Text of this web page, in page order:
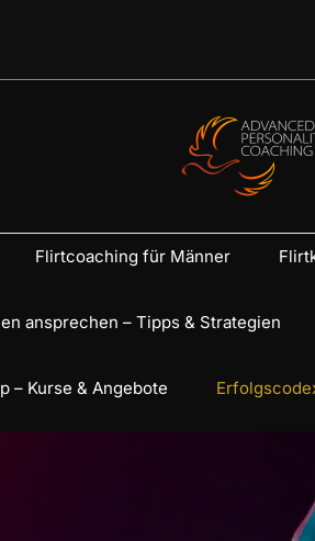
Flirtcoaching für Männer
ansprechen – Tipps & Strategien
– Kurse & Angebote